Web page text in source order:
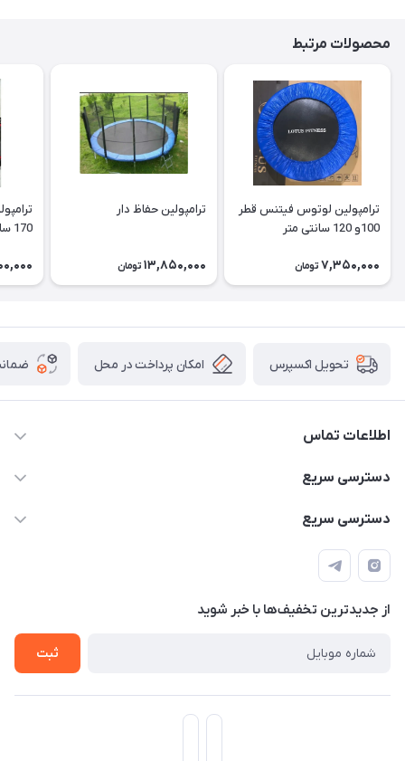
محصولات مرتبط
ترامپولین لوتوس فیتنس قطر
100و 120 سانتی متر
7,350,000 تومان
ترامپولین حفاظ دار
13,850,000 تومان
170 سانتی متر
تحویل اکسپرس امکان پرداخت در محل
اطلاعات تماس
۰۹۳۵۶۰۴۰۳۶۵
سیمای ورزش
دسترسی سریع
اسکیت فلایینگ ایگل
اسکیت دخترانه
دسترسی سریع
اسکوتر برقی دخترانه
اسکیت روسز
اسکوتر
از جدید‌ترین تخفیف‌ها با‌ خبر شوید
ثبت